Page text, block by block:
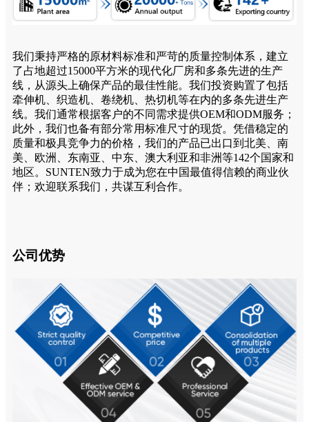
我们秉持严格的原材料标准和严苛的质量控制体系，建立
了占地超过15000平方米的现代化厂房和多条先进的生产
线，从源头上确保产品的最佳性能。我们投资购置了包括
牵伸机、织造机、卷绕机、热切机等在内的多条先进生产
线。我们通常根据客户的不同需求提供OEM和ODM服务；
此外，我们也备有部分常用标准尺寸的现货。凭借稳定的
质量和极具竞争力的价格，我们的产品已出口到北美、南
美、欧洲、东南亚、中东、澳大利亚和非洲等142个国家和
地区。SUNTEN致力于成为您在中国最值得信赖的商业伙
伴；欢迎联系我们，共谋互利合作。
公司优势